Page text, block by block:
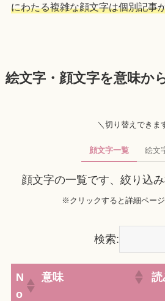
にわたる複雑な顔文字は個別記事
絵文字・顔文字を意味か
＼切り替えできま
顔文字一覧 絵文
顔文字の一覧です、絞り込み
※クリックすると詳細ページ
検索:
N
o
意味 読